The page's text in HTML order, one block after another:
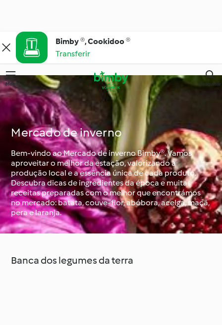
Bimby ®, Cookidoo ®
Transferir
Menu Pesquisar
Mercado de inverno
Bem-vindo ao Mercado de inverno Bimby®. Vamos
aproveitar o melhor da estação, valorizando a
produção local e a essência única de cada produto.
Descubra dicas de ingredientes da época e muitas
receitas preparadas com o melhor que encontrámos
no mercado: batata, couve-flor, abóbora, acelga, maçã,
pera e laranja.
Banca dos legumes da terra